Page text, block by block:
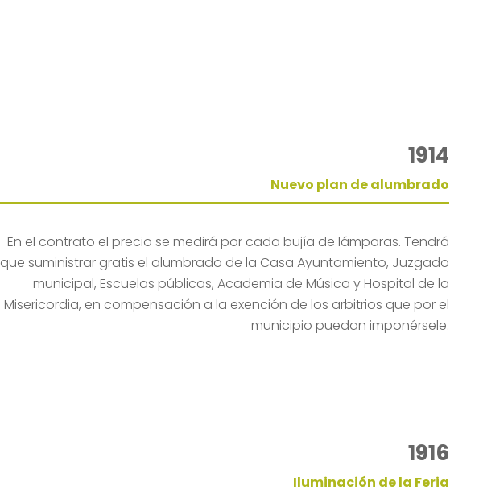
1914
Nuevo plan de alumbrado
En el contrato el precio se medirá por cada bujía de lámparas. Tendrá
que suministrar gratis el alumbrado de la Casa Ayuntamiento, Juzgado
municipal, Escuelas públicas, Academia de Música y Hospital de la
Misericordia, en compensación a la exención de los arbitrios que por el
municipio puedan imponérsele.
1916
Iluminación de la Feria